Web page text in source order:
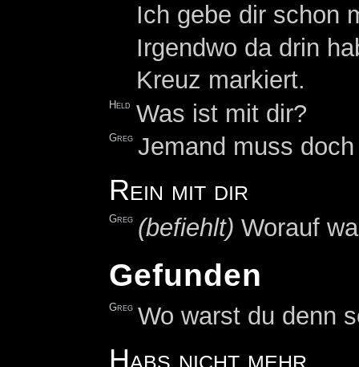
Ich gebe dir schon
Irgendwo da drin
Kreuz markiert.
Held Was ist mit dir?
Greg Jemand muss
Rein mit dir
Greg (befiehlt) Worauf
Gefunden
Greg Wo warst du denn
Habs nicht mehr